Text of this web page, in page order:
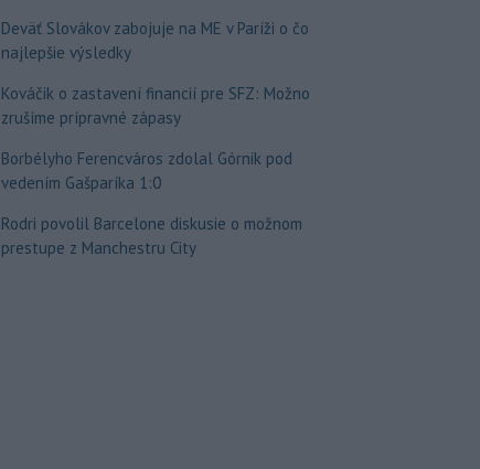
Deväť Slovákov zabojuje na ME v Paríži o čo
najlepšie výsledky
Kováčik o zastavení financií pre SFZ: Možno
zrušíme prípravné zápasy
Borbélyho Ferencváros zdolal Górnik pod
vedením Gašparíka 1:0
Rodri povolil Barcelone diskusie o možnom
prestupe z Manchestru City